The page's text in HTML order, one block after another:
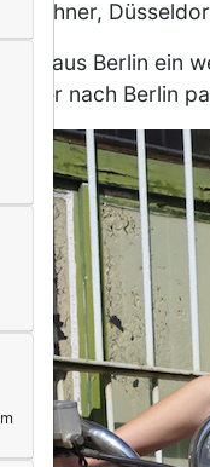
aus Berlin ein
Aber nach Berlin